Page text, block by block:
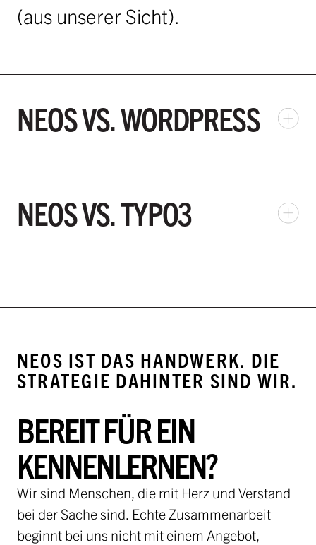
(aus unserer Sicht).
NEOS VS. WORDPRESS
NEOS VS. TYPO3
NEOS IST DAS HANDWERK. DIE
STRATEGIE DAHINTER SIND WIR.
BEREIT FÜR EIN
KENNENLERNEN?
Wir sind Menschen, die mit Herz und Verstand
bei der Sache sind. Echte Zusammenarbeit
beginnt bei uns nicht mit einem Angebot,